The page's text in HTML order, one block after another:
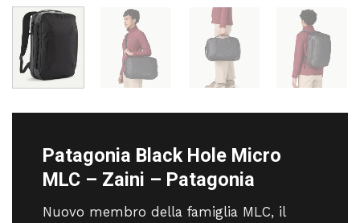
Patagonia Black Hole Micro
MLC – Zaini – Patagonia
Nuovo membro della famiglia MLC, il